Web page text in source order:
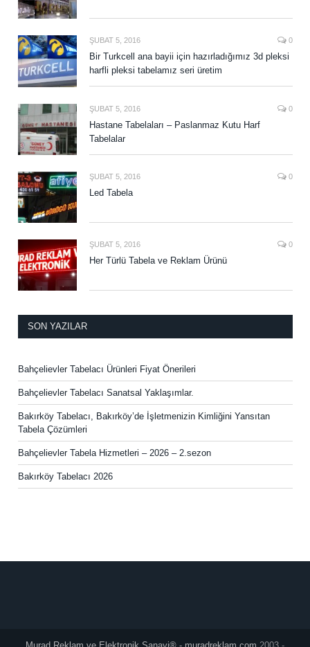
ŞUBAT 5, 2016 0
Bir Turkcell ana bayii için hazırladığımız 3d pleksi
harfli pleksi tabelamız seri üretim
ŞUBAT 5, 2016 0
Hastane Tabelaları – Paslanmaz Kutu Harf
Tabelalar
ŞUBAT 5, 2016 0
Led Tabela
ŞUBAT 5, 2016 0
Her Türlü Tabela ve Reklam Ürünü
SON YAZILAR
Bahçelievler Tabelacı Ürünleri Fiyat Önerileri
Bahçelievler Tabelacı Sanatsal Yaklaşımlar.
Bakırköy Tabelacı, Bakırköy’de İşletmenizin Kimliğini Yansıtan
Tabela Çözümleri
Bahçelievler Tabela Hizmetleri – 2026 – 2.sezon
Bakırköy Tabelacı 2026